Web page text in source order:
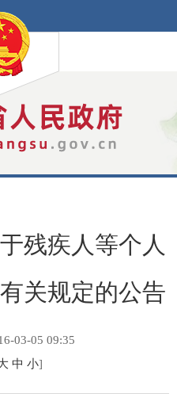
残疾人等个人
关规定的公告
03-05 09:35
中 小]